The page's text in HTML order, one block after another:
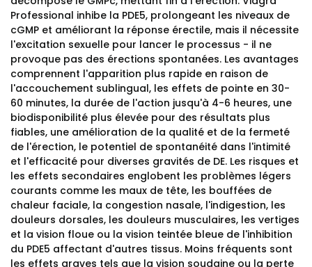
Professional inhibe la PDE5, prolongeant les niveaux de
cGMP et améliorant la réponse érectile, mais il nécessite
l'excitation sexuelle pour lancer le processus - il ne
provoque pas des érections spontanées. Les avantages
comprennent l'apparition plus rapide en raison de
l'accouchement sublingual, les effets de pointe en 30-
60 minutes, la durée de l'action jusqu'à 4-6 heures, une
biodisponibilité plus élevée pour des résultats plus
fiables, une amélioration de la qualité et de la fermeté
de l'érection, le potentiel de spontanéité dans l'intimité
et l'efficacité pour diverses gravités de DE. Les risques et
les effets secondaires englobent les problèmes légers
courants comme les maux de tête, les bouffées de
chaleur faciale, la congestion nasale, l'indigestion, les
douleurs dorsales, les douleurs musculaires, les vertiges
et la vision floue ou la vision teintée bleue de l'inhibition
du PDE5 affectant d'autres tissus. Moins fréquents sont
les effets graves tels que la vision soudaine ou la perte